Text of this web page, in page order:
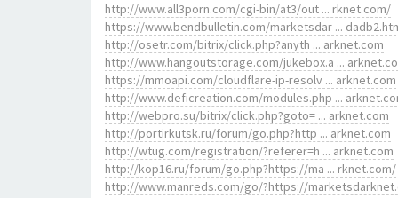
http://www.all3porn.com/cgi-bin/at3/out ... rknet.com/
https://www.bendbulletin.com/marketsdar ...
http://osetr.com/bitrix/click.php?anyth ... arknet.com
http://www.hangoutstorage.com/jukebox.a ...
https://mmoapi.com/cloudflare-ip-resolv ... arknet.com
http://www.deficreation.com/modules.php ...
http://webpro.su/bitrix/click.php?goto= ... arknet.com
http://portirkutsk.ru/forum/go.php?http ... arknet.com
http://wtug.com/registration/?referer=h ... arknet.com
http://kop16.ru/forum/go.php?https://ma ... rknet.com/
http://www.manreds.com/go/?https://